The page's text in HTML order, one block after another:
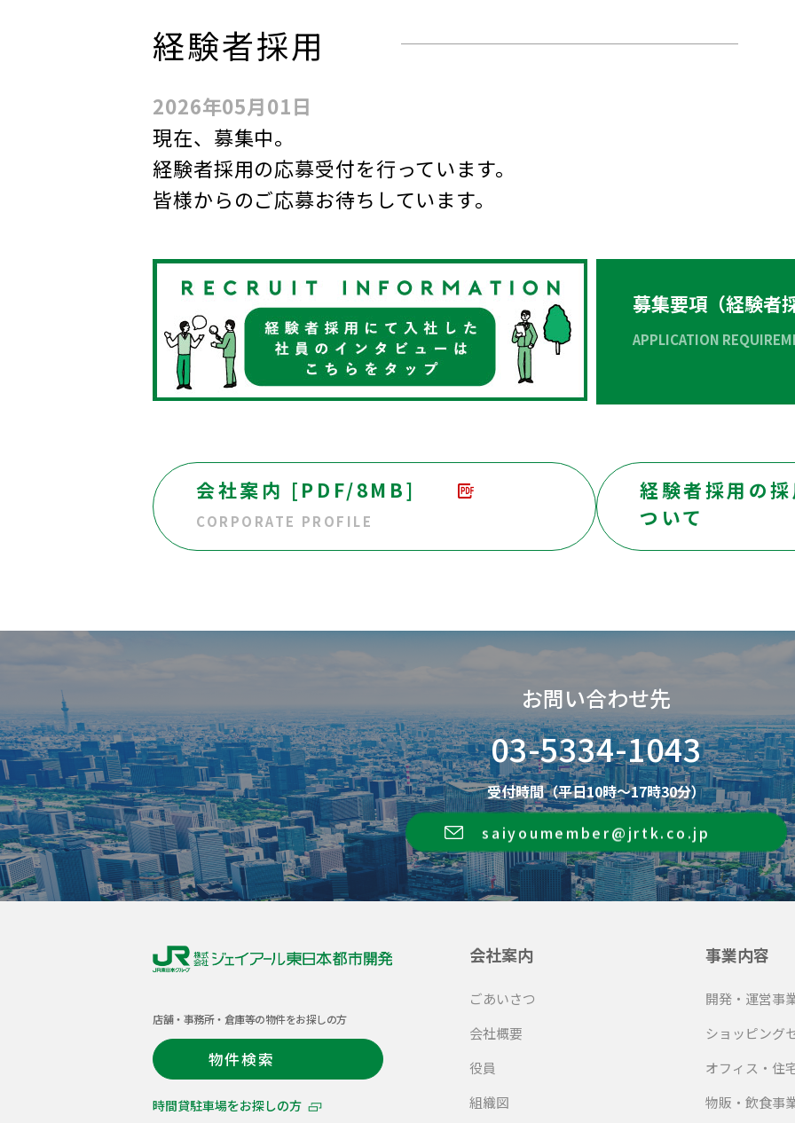
経験者採用
2026年05月01日
現在、募集中。
経験者採用の応募受付を行っています。
皆様からのご応募お待ちしています。
募集要項（経験者
APPLICATION
会社案内 [PDF/8MB]
CORPORATE PROFILE
経験者採用の
ついて
お問い合わせ先
03-5334-1043
受付時間（平日10時～17時30分）
saiyoumember@jrtk.co.jp
会
社
ジ
イ
店舗・事務所・倉庫等の物件をお探しの方
物件検索
時間貸駐車場をお探しの方
会社案内
ごあいさつ
会社概要
役員
組織図
事業内容
開発・運営事
ショッピング
オフィス・住
物販・飲食事